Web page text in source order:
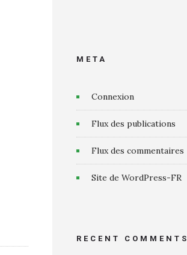
META
Connexion
Flux des publications
Flux des commentaires
Site de WordPress-FR
RECENT COMMENTS